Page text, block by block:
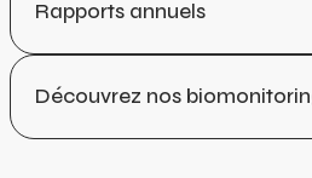
Rapports annuels
Découvrez nos